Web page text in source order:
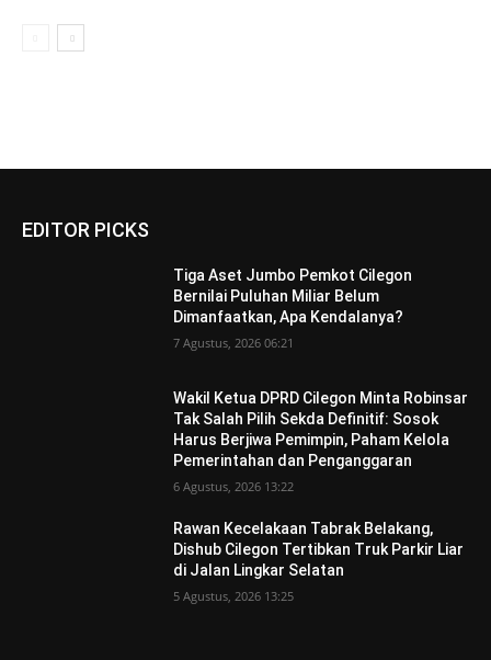
EDITOR PICKS
Tiga Aset Jumbo Pemkot Cilegon
Bernilai Puluhan Miliar Belum
Dimanfaatkan, Apa Kendalanya?
7 Agustus, 2026 06:21
Wakil Ketua DPRD Cilegon Minta Robinsar
Tak Salah Pilih Sekda Definitif: Sosok
Harus Berjiwa Pemimpin, Paham Kelola
Pemerintahan dan Penganggaran
6 Agustus, 2026 13:22
Rawan Kecelakaan Tabrak Belakang,
Dishub Cilegon Tertibkan Truk Parkir Liar
di Jalan Lingkar Selatan
5 Agustus, 2026 13:25